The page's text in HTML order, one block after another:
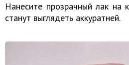
Нанесите прозрачный лак на
станут выглядеть аккуратней.